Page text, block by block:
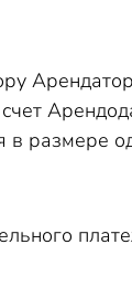
в размере